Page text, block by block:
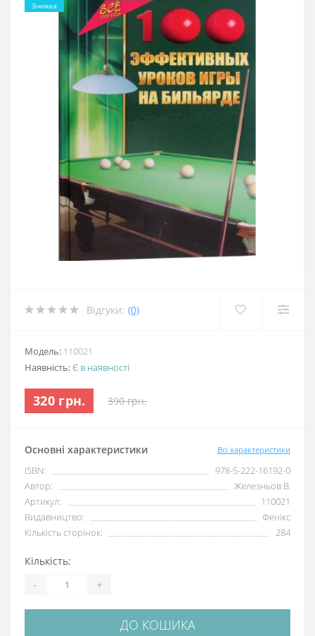
Знижка
Відгуки: (0)
Модель: 110021
Наявність:Є в наявності
320 грн. 390 грн.
Основні характеристики Всі характеристики
ISBN:
978-5-222-16192-0
Автор:
Железньов В.
Артикул:
110021
Видавництво:
Фенікс
Кількість сторінок:
284
Кількість:
- +
ДО КОШИКА